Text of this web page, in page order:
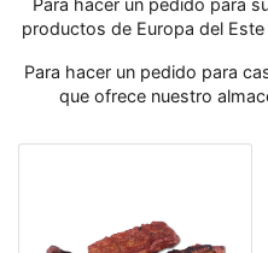
Para hacer un pedido para
productos de Europa del
Para hacer un pedido para
que ofrece nuestro